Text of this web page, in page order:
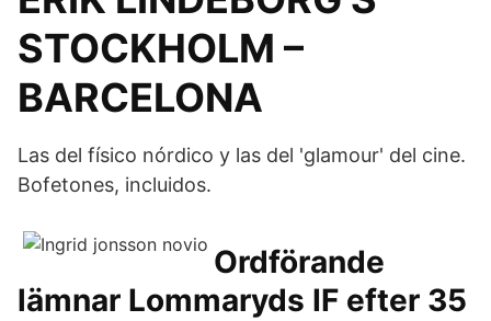
STOCKHOLM –
BARCELONA
Las del físico nórdico y las del 'glamour' del cine.
Bofetones, incluidos.
Ordförande
lämnar Lommaryds IF efter 35